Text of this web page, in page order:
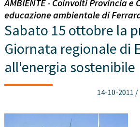
AMBIENTE - Coinvolti Provincia e
educazione ambientale di
Sabato 15 ottobre la
Giornata regionale di
all'energia sostenibile
14-10-2011 /